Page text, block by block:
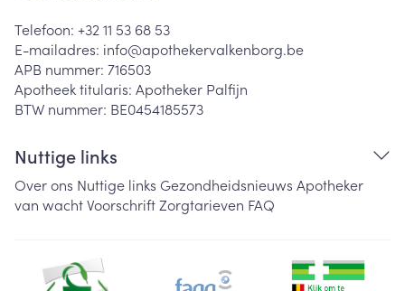
Telefoon: +32 11 53 68 53
E-mailadres: info@apothekervalkenborg.be
APB nummer: 716503
Apotheek titularis: Apotheker Palfijn
BTW nummer: BE0454185573
Nuttige links
Over ons Nuttige links Gezondheidsnieuws Apotheker
van wachtVoorschriftZorgtarieven FAQ